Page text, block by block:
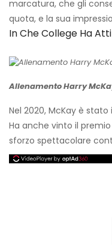
marcatura, che gli
quota, e la sua
In Che College Ha
Allenamento Harry
Nel 2020, McKay è
Ha anche vinto il
sforzo spettacolare